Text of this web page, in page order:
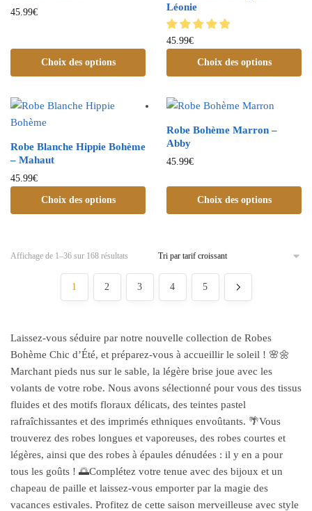
45.99€
Choix des options
Léonie
45.99€
Choix des options
Robe Blanche Hippie Bohème
– Mahaut
45.99€
Choix des options
Robe Bohème Marron –
Abby
45.99€
Choix des options
Affichage de 1–36 sur 168 résultats
1 2 3 4 5
Laissez-vous séduire par notre nouvelle collection de Robes
Bohème Chic d’Été, et préparez-vous à accueillir le soleil ! 🌸🌼
Marchant pieds nus sur le sable, la légère brise joue avec les
volants de votre robe. Nous avons sélectionné pour vous des tissus
fluides et des motifs floraux délicats, des teintes pastel
rafraîchissantes et des imprimés ethniques envoûtants. 🌴Vous
trouverez des robes longues et vaporeuses, des robes courtes et
légères, ainsi que des robes à épaules dénudées : il y en a pour
tous les goûts ! 🌅Complétez votre tenue avec des bijoux et un
chapeau de paille et laissez-vous emporter par la magie des
vacances estivales. Profitez de cette saison merveilleuse avec style